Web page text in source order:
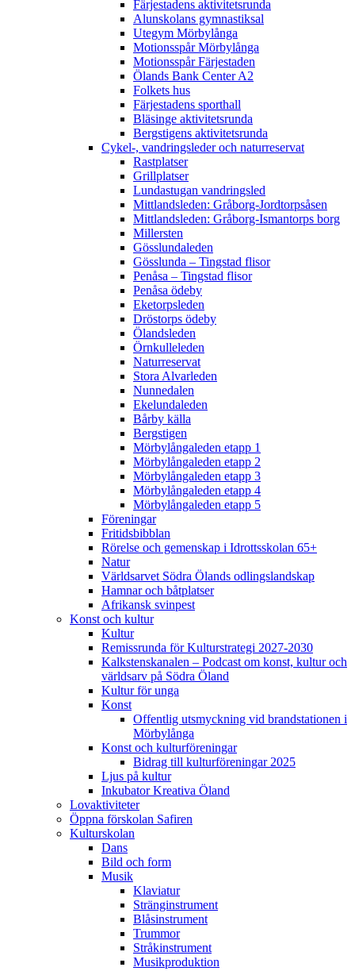
Färjestadens aktivitetsrunda
Alunskolans gymnastiksal
Utegym Mörbylånga
Motionsspår Mörbylånga
Motionsspår Färjestaden
Ölands Bank Center A2
Folkets hus
Färjestadens sporthall
Bläsinge aktivitetsrunda
Bergstigens aktivitetsrunda
Cykel-, vandringsleder och naturreservat
Rastplatser
Grillplatser
Lundastugan vandringsled
Mittlandsleden: Gråborg-Jordtorpsåsen
Mittlandsleden: Gråborg-Ismantorps borg
Millersten
Gösslundaleden
Gösslunda – Tingstad flisor
Penåsa – Tingstad flisor
Penåsa ödeby
Eketorpsleden
Dröstorps ödeby
Ölandsleden
Örnkulleleden
Naturreservat
Stora Alvarleden
Nunnedalen
Ekelundaleden
Bårby källa
Bergstigen
Mörbylångaleden etapp 1
Mörbylångaleden etapp 2
Mörbylångaleden etapp 3
Mörbylångaleden etapp 4
Mörbylångaleden etapp 5
Föreningar
Fritidsbibblan
Rörelse och gemenskap i Idrottsskolan 65+
Natur
Världsarvet Södra Ölands odlingslandskap
Hamnar och båtplatser
Afrikansk svinpest
Konst och kultur
Kultur
Remissrunda för Kulturstrategi 2027-2030
Kalkstenskanalen – Podcast om konst, kultur och
världsarv på Södra Öland
Kultur för unga
Konst
Offentlig utsmyckning vid brandstationen i
Mörbylånga
Konst och kulturföreningar
Bidrag till kulturföreningar 2025
Ljus på kultur
Inkubator Kreativa Öland
Lovaktiviteter
Öppna förskolan Safiren
Kulturskolan
Dans
Bild och form
Musik
Klaviatur
Stränginstrument
Blåsinstrument
Trummor
Stråkinstrument
Musikproduktion